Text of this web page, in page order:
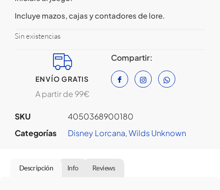
Incluye mazos, cajas y contadores de lore.
Sin existencias
ENVÍO GRATIS
A partir de 99€
Compartir:
SKU
4050368900180
Categorías
Disney Lorcana,Wilds Unknown
Descripción Info Reviews